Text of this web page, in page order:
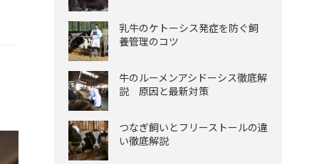
乳牛のケトーシス発症を防ぐ飼
養管理のコツ
牛のルーメンアシドーシス徹底解
説 原因と最新対策
つなぎ飼いとフリーストールの違
い徹底解説